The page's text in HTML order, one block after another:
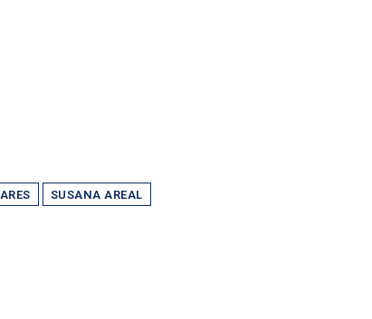
SUSANA AREAL